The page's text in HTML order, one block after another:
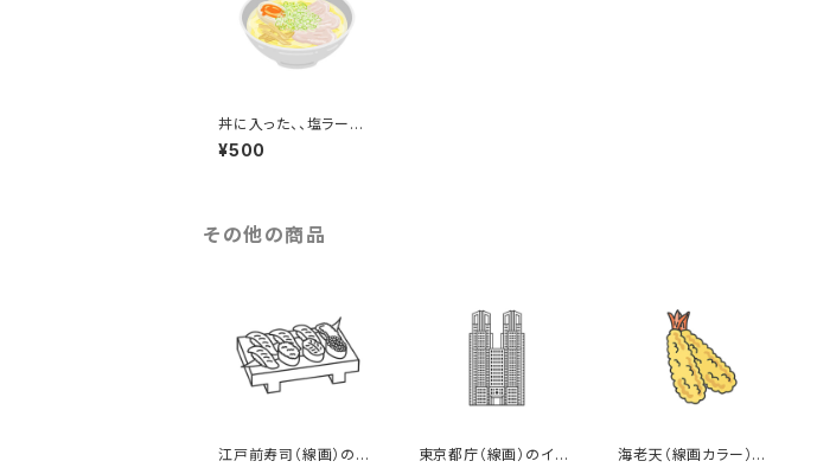
丼に入った、、塩ラーメ
ンのイラスト
¥500
その他の商品
江戸前寿司（線画）のイ
東京都庁（線画）のイラ
海老天（線画カラー）の